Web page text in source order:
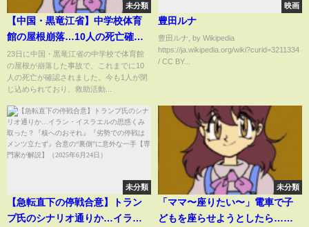
未分類
【中国・黒竜江省】中学校体育
館の屋根崩落…10人の死亡確認
1人閉じ込めで救助活動続く
23日に中国・黒竜江省の中学校で体育館
の屋根が崩落した事故で、これまでに10
人の死亡が確認されました。今も1人が閉
じ込められており、救助活動...
映画
豊田ルナ
豊田ルナ, by Wikipedia
https://ja.wikipedia.org/wiki?curid=3211334
/ CC BY...
未分類
【急転直下の停戦合意】トラン
プ氏のシナリオ通りか…イラ
未分類
「ママ〜座りたい〜」電車で子
どもを座らせようとしたら…近